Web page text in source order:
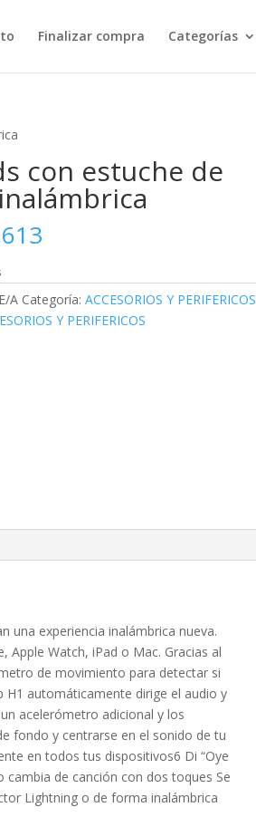
Finalizar compra Categorías
con estuche de
A Categoría:ACCESORIOS Y PERIFERICOS
Y PERIFERICOS
una experiencia inalámbrica nueva.
Apple Watch, iPad o Mac. Gracias al
de movimiento para detectar si
H1 automáticamente dirige el audio y
acelerómetro adicional y los
fondo y centrarse en el sonido de tu
en todos tus dispositivos6 Di “Oye
cambia de canción con dos toques Se
Lightning o de forma inalámbrica